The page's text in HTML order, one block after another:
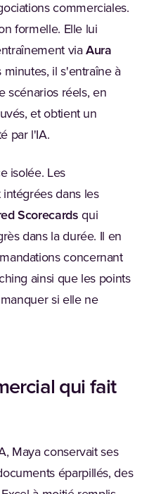
commerciales.
formelle. Elle lui
viaAura
minutes, il s'entraîne à
scénarios réels, en
et obtient un
par l'IA.
isolée. Les
dans les
Scorecards qui
dans la durée. Il en
concernant
ainsi que les points
si elle ne
qui fait
Maya conservait ses
éparpillés, des